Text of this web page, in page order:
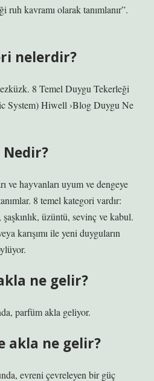
kavramı olarak tanımlanır”.
nelerdir?
8 Temel Duygu Tekerleği
System) Hiwell ›Blog Duygu Ne
ve hayvanları uyum ve dengeye
8 temel kategori vardır:
üzüntü, sevinç ve kabul.
karışımı ile yeni duyguların
ne gelir?
parfüm akla geliyor.
akla ne gelir?
evreni çevreleyen bir güç